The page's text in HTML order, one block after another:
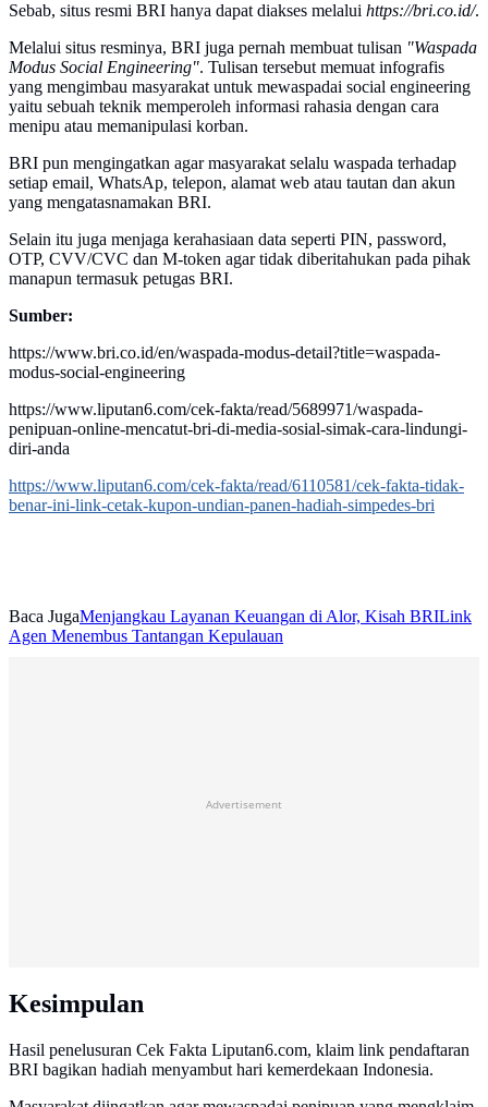
Sebab, situs resmi BRI hanya dapat diakses melalui https://bri.co.id/.
Melalui situs resminya, BRI juga pernah membuat tulisan "Waspada
Modus Social Engineering". Tulisan tersebut memuat infografis
yang mengimbau masyarakat untuk mewaspadai social engineering
yaitu sebuah teknik memperoleh informasi rahasia dengan cara
menipu atau memanipulasi korban.
BRI pun mengingatkan agar masyarakat selalu waspada terhadap
setiap email, WhatsAp, telepon, alamat web atau tautan dan akun
yang mengatasnamakan BRI.
Selain itu juga menjaga kerahasiaan data seperti PIN, password,
OTP, CVV/CVC dan M-token agar tidak diberitahukan pada pihak
manapun termasuk petugas BRI.
Sumber:
https://www.bri.co.id/en/waspada-modus-detail?title=waspada-
modus-social-engineering
https://www.liputan6.com/cek-fakta/read/5689971/waspada-
penipuan-online-mencatut-bri-di-media-sosial-simak-cara-lindungi-
diri-anda
https://www.liputan6.com/cek-fakta/read/6110581/cek-fakta-tidak-
benar-ini-link-cetak-kupon-undian-panen-hadiah-simpedes-bri
Baca JugaMenjangkau Layanan Keuangan di Alor, Kisah BRILink
Agen Menembus Tantangan Kepulauan
Advertisement
Kesimpulan
Hasil penelusuran Cek Fakta Liputan6.com, klaim link pendaftaran
BRI bagikan hadiah menyambut hari kemerdekaan Indonesia.